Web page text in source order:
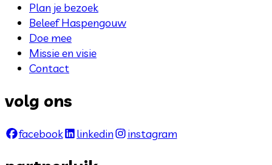
Plan je bezoek
Beleef Haspengouw
Doe mee
Missie en visie
Contact
volg ons
facebook linkedin instagram